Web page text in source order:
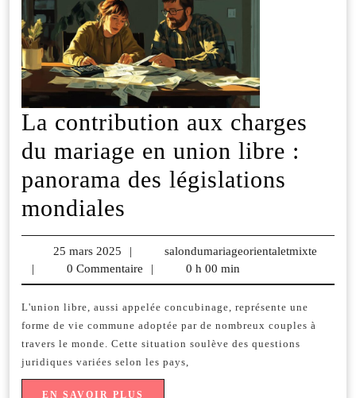
La contribution aux charges
du mariage en union libre :
panorama des législations
mondiales
contribution
aux
charges
du
mariage
en
25 mars 2025
25
mars
2025
| salondumariageorientaletmixte
|
0 Commentaire | 0 h 00 min
L'union libre, aussi appelée concubinage, représente une
forme de vie commune adoptée par de nombreux couples à
travers le monde. Cette situation soulève des questions
juridiques variées selon les pays,
EN SAVOIR PLUS